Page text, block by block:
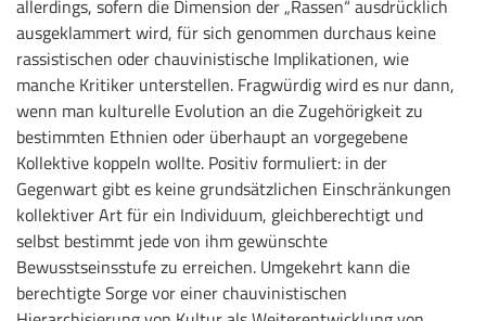
allerdings, sofern die Dimension der „Rassen“ ausdrücklich
ausgeklammert wird, für sich genommen durchaus keine
rassistischen oder chauvinistische Implikationen, wie
manche Kritiker unterstellen. Fragwürdig wird es nur dann,
wenn man kulturelle Evolution an die Zugehörigkeit zu
bestimmten Ethnien oder überhaupt an vorgegebene
Kollektive koppeln wollte. Positiv formuliert: in der
Gegenwart gibt es keine grundsätzlichen Einschränkungen
kollektiver Art für ein Individuum, gleichberechtigt und
selbst bestimmt jede von ihm gewünschte
Bewusstseinsstufe zu erreichen. Umgekehrt kann die
berechtigte Sorge vor einer chauvinistischen